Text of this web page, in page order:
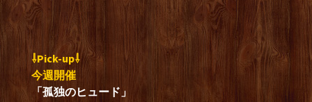
⇩Pick-up⇩
今週開催
「孤独のヒュード」